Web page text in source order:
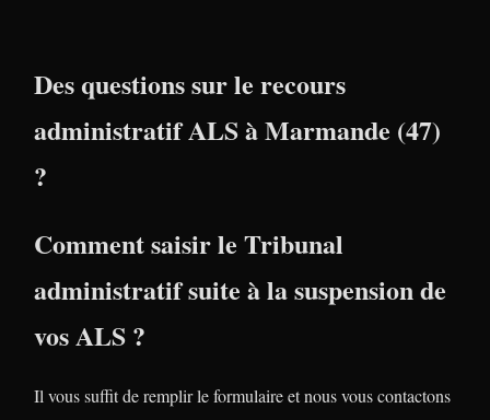
Des questions sur le recours
administratif ALS à Marmande (47)
?
Comment saisir le Tribunal
administratif suite à la suspension de
vos ALS ?
Il vous suffit de remplir le formulaire et nous vous contactons